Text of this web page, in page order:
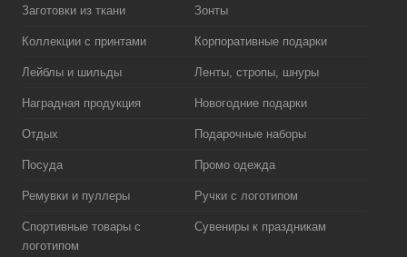
Заготовки из ткани Зонты
Коллекции с принтами Корпоративные подарки
Лейблы и шильды Ленты, стропы, шнуры
Наградная продукция Новогодние подарки
Отдых Подарочные наборы
Посуда Промо одежда
Ремувки и пуллеры Ручки с логотипом
Спортивные товары с
логотипом
Сувениры к праздникам